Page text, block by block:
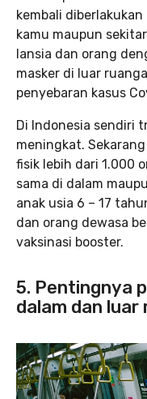
kembali
kamu maupun
lansia dan orang
masker di luar
penyebaran kasus
Di Indonesia sendiri
meningkat.
fisik lebih dari 1.000
sama di dalam
anak usia 6 – 17
dan orang dewasa
vaksinasi booster.
5. Pentingnya
dalam dan luar